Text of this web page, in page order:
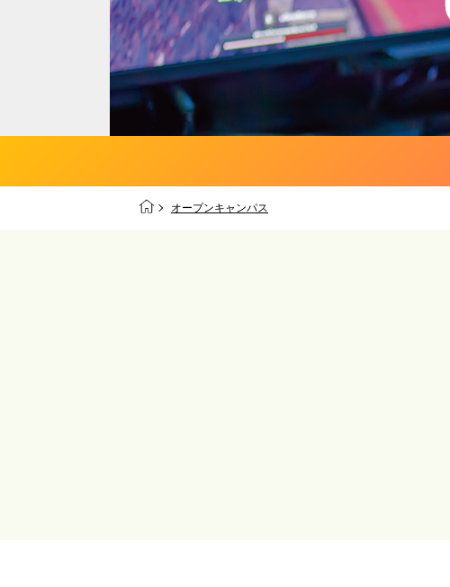
オープンキャンパス